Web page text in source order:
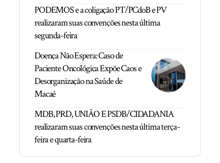
PODEMOS e a coligação PT/PCdoB e PV
realizaram suas convenções nesta última
segunda-feira
Doença Não Espera: Caso de
Paciente Oncológica Expõe Caos e
Desorganização na Saúde de
Macaé
MDB, PRD, UNIÃO E PSDB/CIDADANIA
realizaram suas convenções nesta última terça-
feira e quarta-feira